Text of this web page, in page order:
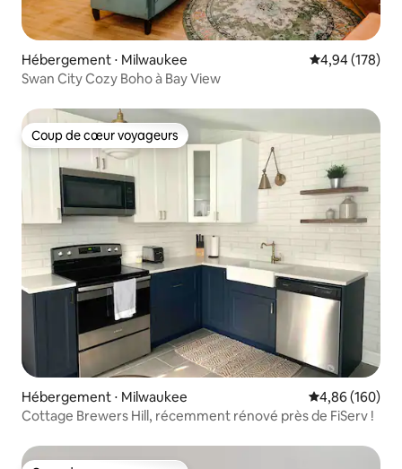
Hébergement ⋅ Milwaukee Évaluation
4,94 (178)
Swan City Cozy Boho à Bay View
Coup de cœur voyageurs
Coup de cœur voyageurs
Hébergement ⋅ Milwaukee Évaluation
4,86 (160)
Cottage Brewers Hill, récemment rénové près de FiServ !